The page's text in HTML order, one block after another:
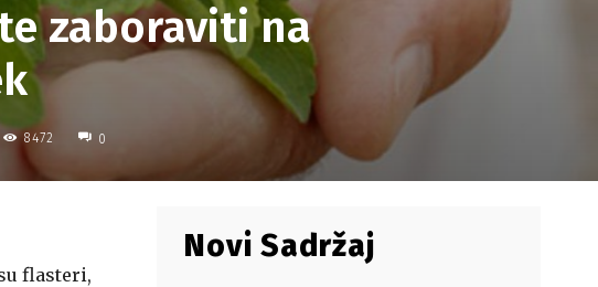
zaboraviti na
8472 0
flasteri,
Novi Sadržaj